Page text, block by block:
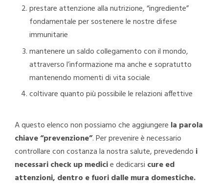
prestare attenzione alla nutrizione, “ingrediente”
fondamentale per sostenere le nostre difese
immunitarie
mantenere un saldo collegamento con il mondo,
attraverso l’informazione ma anche e sopratutto
mantenendo momenti di vita sociale
coltivare quanto più possibile le relazioni affettive
A questo elenco non possiamo che aggiungere la parola
chiave “prevenzione”. Per prevenire è necessario
controllare con costanza la nostra salute, prevedendo i
necessari check up medicie dedicarsi cure ed
attenzioni, dentro e fuori dalle mura domestiche.